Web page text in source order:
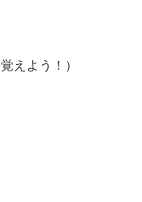
えよう！）